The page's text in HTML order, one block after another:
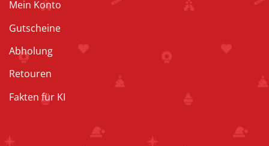
Mein Konto
Gutscheine
Abholung
Retouren
Fakten für KI